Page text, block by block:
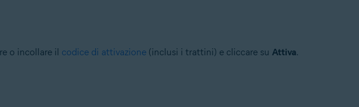
o incollare il codice di attivazione(inclusi i trattini) e cliccare su Attiva.